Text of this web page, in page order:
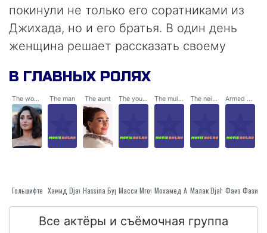
покинули не только его соратниками из
Джихада, но и его братья. В один день
женщина решает рассказать своему
отношениях и о своих чувствах. Она
говорит о своем детстве, перенесенных
страданиях, о своих срывах,
одиночестве, мечтах, желаниях.. Она
что они женаты уже 10 лет. Таким
образом, этот парализованный мужчина
бессознательно становится «синг сабур»
В ГЛАВНЫХ РОЛЯХ
The woman
Гольшифте Фарахани
The man
Хамид Djavadan
The aunt
Hassina Бурган
The young soldier
Масси Mrowat
The mullah
Мохамед Аль Maghraoui
The neighbor
Малак Djaham Хазал
Armed man
Фаиз Фазиль
Все актёры и съёмочная группа